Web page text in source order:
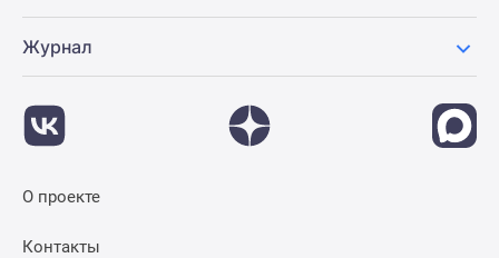
Журнал
О проекте
Контакты